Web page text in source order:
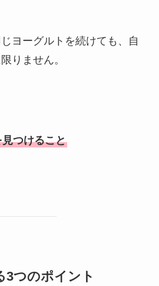
ヨーグルトを続けても、自
りません。
つけること
3つのポイント